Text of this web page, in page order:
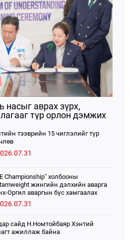
насыг аврах зүрх,
түр орлон дэмжих
тээврийн 15 чиглэлийг түр
Championship" холбооны
жингийн дэлхийн аварга
Оргил аваргын бүс хамгаалах
өнөөдөр хийнэ.
сайд Н.Номтойбаяр Хэнтий
ажиллаж байна